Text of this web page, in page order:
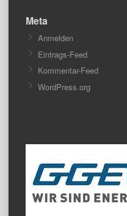
Meta
Anmelden
Eintrags-Feed
Kommentar-Feed
WordPress.org